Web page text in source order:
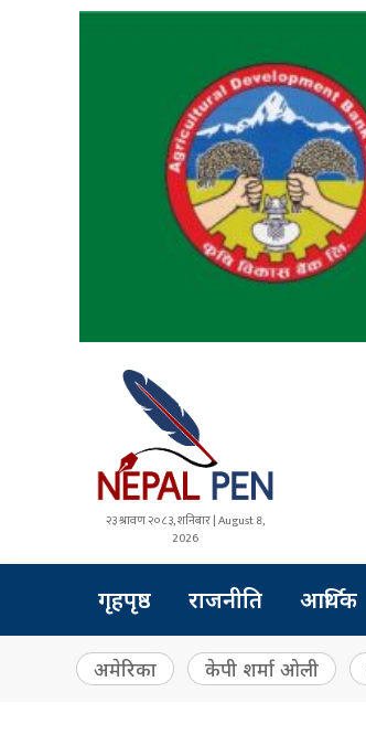
२३ श्रावण २०८३, शनिबार | August 8,
2026
गृहपृष्ठ राजनीति आर्थिक
अमेरिका केपी शर्मा ओली